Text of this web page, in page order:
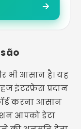
भी आसान है। यह
इंटरफ़ेस प्रदान
करना आसान
आपको डेटा